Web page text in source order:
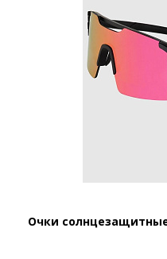
Очки солнцезащитные